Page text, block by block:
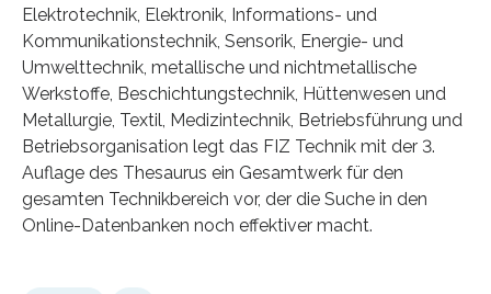
Elektrotechnik, Elektronik, Informations- und
Kommunikationstechnik, Sensorik, Energie- und
Umwelttechnik, metallische und nichtmetallische
Werkstoffe, Beschichtungstechnik, Hüttenwesen und
Metallurgie, Textil, Medizintechnik, Betriebsführung und
Betriebsorganisation legt das FIZ Technik mit der 3.
Auflage des Thesaurus ein Gesamtwerk für den
gesamten Technikbereich vor, der die Suche in den
Online-Datenbanken noch effektiver macht.